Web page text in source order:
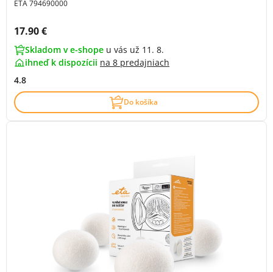
ETA 794690000
Cena s DPH:
17.90 €
Skladom v e-shope u vás už 11. 8.
ihneď k dispozícii na 8 predajniach
4.8
Do košíka